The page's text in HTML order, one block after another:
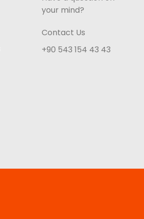
your mind?
Contact Us
+90 543 154 43 43